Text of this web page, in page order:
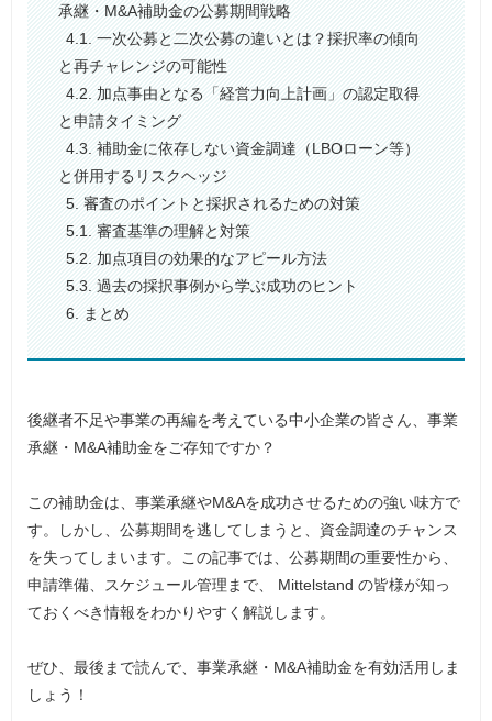
承継・M&A補助金の公募期間戦略
4.1. 一次公募と二次公募の違いとは？採択率の傾向
と再チャレンジの可能性
4.2. 加点事由となる「経営力向上計画」の認定取得
と申請タイミング
4.3. 補助金に依存しない資金調達（LBOローン等）
と併用するリスクヘッジ
5. 審査のポイントと採択されるための対策
5.1. 審査基準の理解と対策
5.2. 加点項目の効果的なアピール方法
5.3. 過去の採択事例から学ぶ成功のヒント
6. まとめ
後継者不足や事業の再編を考えている中小企業の皆さん、事業
承継・M&A補助金をご存知ですか？
この補助金は、事業承継やM&Aを成功させるための強い味方で
す。しかし、公募期間を逃してしまうと、資金調達のチャンス
を失ってしまいます。この記事では、公募期間の重要性から、
申請準備、スケジュール管理まで、 Mittelstand の皆様が知っ
ておくべき情報をわかりやすく解説します。
ぜひ、最後まで読んで、事業承継・M&A補助金を有効活用しま
しょう！